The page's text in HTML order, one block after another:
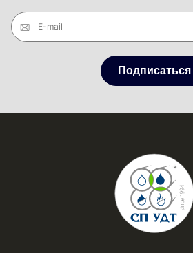
E-mail
Подписаться